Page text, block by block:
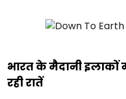
भारत के मैदानी इलाकों में
रही रातें